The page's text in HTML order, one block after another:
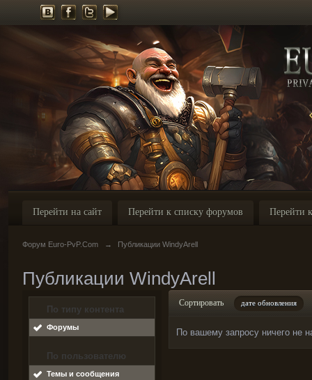
Перейти на сайт Перейти к списку форумов Перейти
Форум Euro-PvP.Com → Публикации WindyArell
Публикации WindyArell
По типу контента
Форумы
По пользователю
Темы и сообщения
Сортировать дате обновления
По вашему запросу ничего не